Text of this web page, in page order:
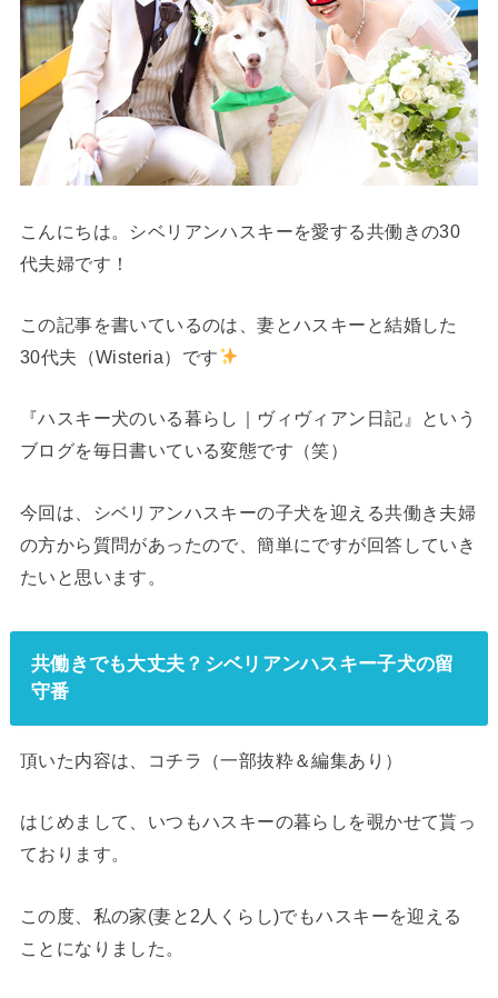
こんにちは。シベリアンハスキーを愛する共働きの30
代夫婦です！
この記事を書いているのは、妻とハスキーと結婚した
30代夫（Wisteria）です
『ハスキー犬のいる暮らし｜ヴィヴィアン日記』という
ブログを毎日書いている変態です（笑）
今回は、シベリアンハスキーの子犬を迎える共働き夫婦
の方から質問があったので、簡単にですが回答していき
たいと思います。
共働きでも大丈夫？シベリアンハスキー子犬の留
守番
頂いた内容は、コチラ（一部抜粋＆編集あり）
はじめまして、いつもハスキーの暮らしを覗かせて貰っ
ております。
この度、私の家(妻と2人くらし)でもハスキーを迎える
ことになりました。